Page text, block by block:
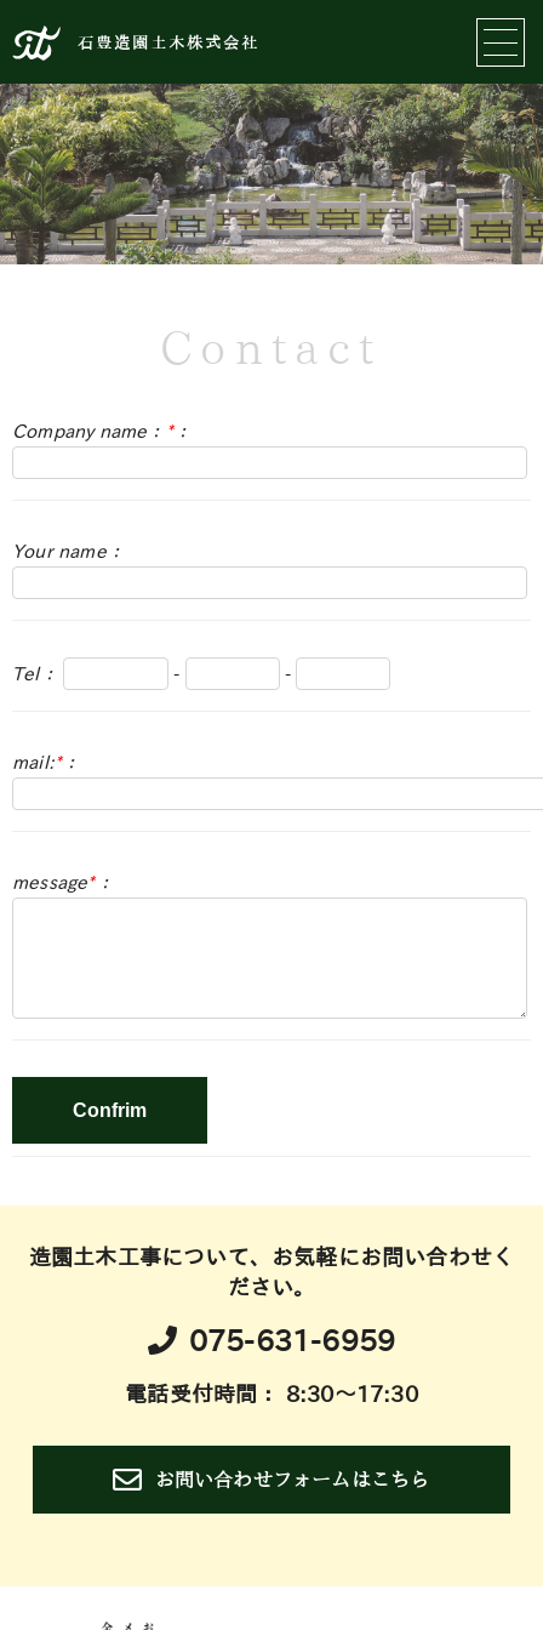
石豊造園土木株式会社
Contact
Company name： *：
Your name：
Tel： - -
mail:*：
message*：
造園土木工事について、お気軽にお問い合わせく
ださい。
075-631-6959
電話受付時間： 8:30～17:30
お問い合わせフォームはこちら